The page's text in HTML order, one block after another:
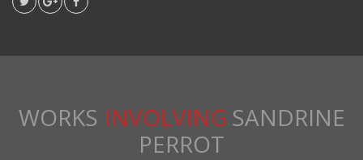
WORKS INVOLVING SANDRINE
PERROT